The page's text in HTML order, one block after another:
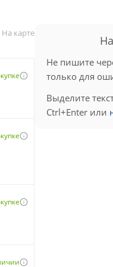
На карте
Не пишите
только для
Выделите
Ctrl+Enter или